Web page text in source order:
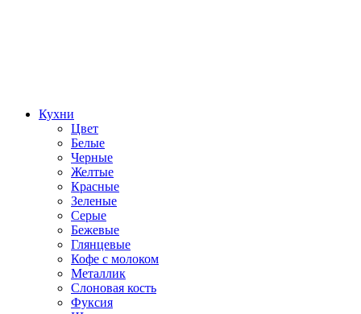
Кухни
Цвет
Белые
Черные
Желтые
Красные
Зеленые
Серые
Бежевые
Глянцевые
Кофе с молоком
Металлик
Слоновая кость
Фуксия